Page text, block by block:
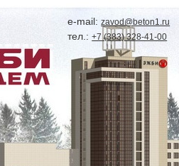
e-mail:zavod@beton1.ru
тел.:+7 (383) 328-41-00